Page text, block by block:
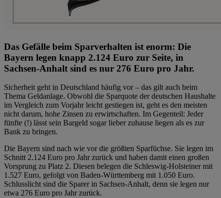
Das Gefälle beim Sparverhalten ist enorm: Die
Bayern legen knapp 2.124 Euro zur Seite, in
Sachsen-Anhalt sind es nur 276 Euro pro Jahr.
Sicherheit geht in Deutschland häufig vor – das gilt auch beim
Thema Geldanlage. Obwohl die Sparquote der deutschen Haushalte
im Vergleich zum Vorjahr leicht gestiegen ist, geht es den meisten
nicht darum, hohe Zinsen zu erwirtschaften. Im Gegenteil: Jeder
fünfte (!) lässt sein Bargeld sogar lieber zuhause liegen als es zur
Bank zu bringen.
Die Bayern sind nach wie vor die größten Sparfüchse. Sie legen im
Schnitt 2.124 Euro pro Jahr zurück und haben damit einen großen
Vorsprung zu Platz 2. Diesen belegen die Schleswig-Holsteiner mit
1.527 Euro, gefolgt von Baden-Württemberg mit 1.050 Euro.
Schlusslicht sind die Sparer in Sachsen-Anhalt, denn sie legen nur
etwa 276 Euro pro Jahr zurück.